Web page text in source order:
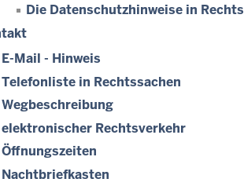
Die Datenschutzhinweise in
E-Mail - Hinweis
Telefonliste in Rechtssachen
Wegbeschreibung
elektronischer Rechtsverkehr
Öffnungszeiten
Nachtbriefkasten